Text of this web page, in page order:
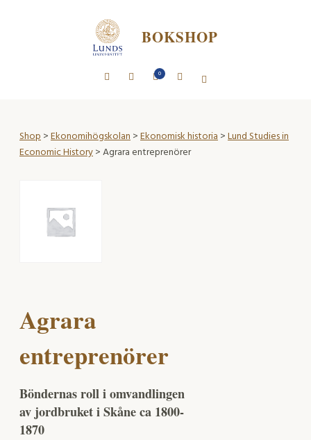
BOKSHOP
0
Shop>Ekonomihögskolan>Ekonomisk historia>Lund Studies in
Economic History> Agrara entreprenörer
Agrara
entreprenörer
Böndernas roll i omvandlingen
av jordbruket i Skåne ca 1800-
1870